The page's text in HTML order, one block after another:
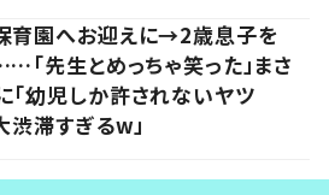
育園へお迎えに→2歳息子を
「先生とめっちゃ笑った」まさ
「幼児しか許されないヤツ
渋滞すぎるw」